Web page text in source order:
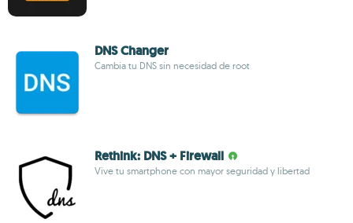
DNS Changer
Cambia tu DNS sin necesidad de root
Rethink: DNS + Firewall
Vive tu smartphone con mayor seguridad y libertad